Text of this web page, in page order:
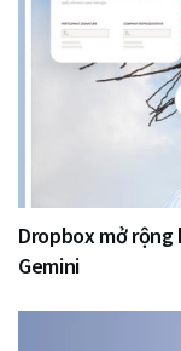
Dropbox mở rộng
Gemini